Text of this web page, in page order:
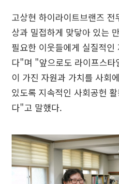
고상현 하이라이트브랜즈
상과 밀접하게 맞닿아 있는
필요한 이웃들에게 실질적
다"며 "앞으로도 라이프스타
이 가진 자원과 가치를 사회
있도록 지속적인 사회공헌
다"고 말했다.